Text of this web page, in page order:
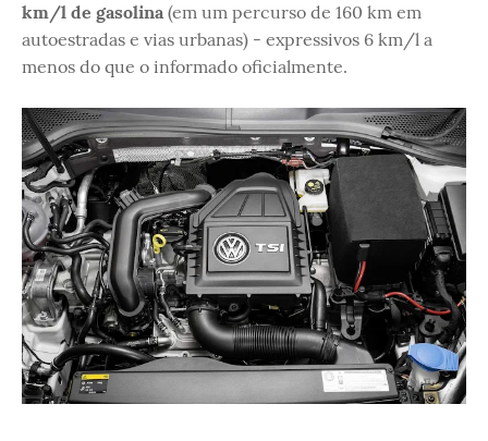
km/l de gasolina (em um percurso de 160 km em
autoestradas e vias urbanas) - expressivos 6 km/l a
menos do que o informado oficialmente.